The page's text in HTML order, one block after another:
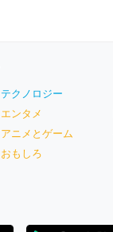
テクノロジー
エンタメ
アニメとゲーム
おもしろ